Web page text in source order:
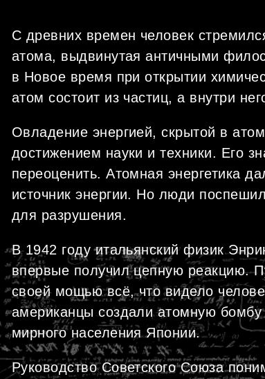
С древних времен человек
атома, выдвинутая античными
в Новое время при открытии
атом состоит из частиц, а внутри
Овладение энергией, скрытой в
достижением науки и техники. Его
переоценить. Атомная энергетика
источник энергии. Но люди
для разрушения.
В 1942 году итальянский физик
впервые получил цепную реакцию.
своей мощью всё, что видело
американцы создали атомную
мирного населения Японии.
Руководство Советского Союза